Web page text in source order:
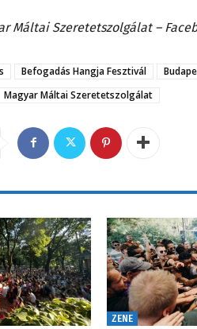
Máltai Szeretetszolgálat –
Befogadás Hangja Fesztivál
Magyar Máltai Szeretetszolgálat
ZENE